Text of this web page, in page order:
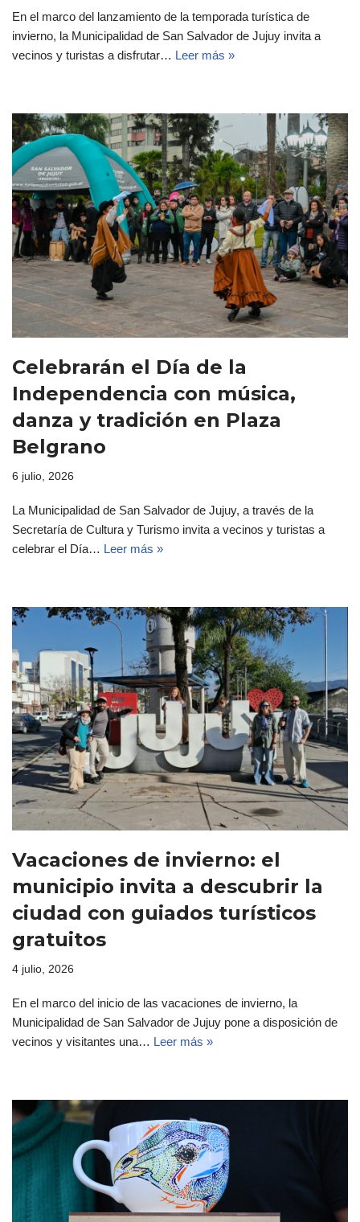
En el marco del lanzamiento de la temporada turística de
invierno, la Municipalidad de San Salvador de Jujuy invita a
vecinos y turistas a disfrutar… Leer más »
Celebrarán el Día de la
Independencia con música,
danza y tradición en Plaza
Belgrano
6 julio, 2026
La Municipalidad de San Salvador de Jujuy, a través de la
Secretaría de Cultura y Turismo invita a vecinos y turistas a
celebrar el Día… Leer más »
Vacaciones de invierno: el
municipio invita a descubrir la
ciudad con guiados turísticos
gratuitos
4 julio, 2026
En el marco del inicio de las vacaciones de invierno, la
Municipalidad de San Salvador de Jujuy pone a disposición de
vecinos y visitantes una… Leer más »